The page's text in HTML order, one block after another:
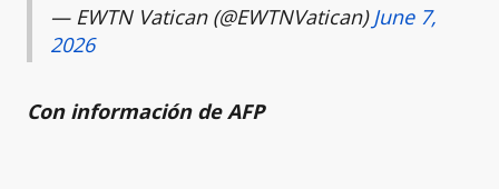
— EWTN Vatican (@EWTNVatican)June 7,
2026
Con información de AFP